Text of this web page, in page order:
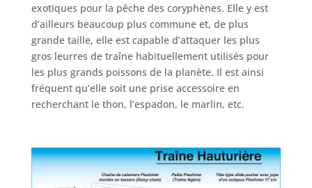
exotiques pour la pêche des coryphènes. Elle y est
d’ailleurs beaucoup plus commune et, de plus
grande taille, elle est capable d’attaquer les plus
gros leurres de traîne habituellement utilisés pour
les plus grands poissons de la planète. Il est ainsi
fréquent qu’elle soit une prise accessoire en
recherchant le thon, l’espadon, le marlin, etc.